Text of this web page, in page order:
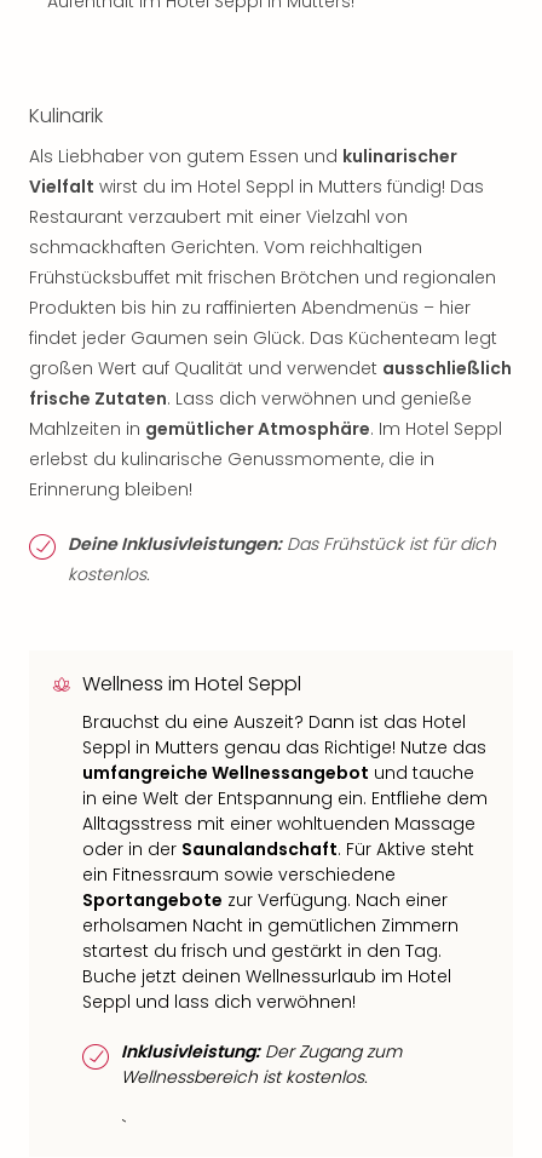
Kulinarik
Als Liebhaber von gutem Essen und kulinarischer
Vielfalt wirst du im Hotel Seppl in Mutters fündig! Das
Restaurant verzaubert mit einer Vielzahl von
schmackhaften Gerichten. Vom reichhaltigen
Frühstücksbuffet mit frischen Brötchen und regionalen
Produkten bis hin zu raffinierten Abendmenüs – hier
findet jeder Gaumen sein Glück. Das Küchenteam legt
großen Wert auf Qualität und verwendet ausschließlich
frische Zutaten. Lass dich verwöhnen und genieße
Mahlzeiten in gemütlicher Atmosphäre. Im Hotel Seppl
erlebst du kulinarische Genussmomente, die in
Erinnerung bleiben!
Deine Inklusivleistungen:Das Frühstück ist für dich
kostenlos.
Wellness im Hotel Seppl
Brauchst du eine Auszeit? Dann ist das Hotel
Seppl in Mutters genau das Richtige! Nutze das
umfangreiche Wellnessangebot und tauche
in eine Welt der Entspannung ein. Entfliehe dem
Alltagsstress mit einer wohltuenden Massage
oder in der Saunalandschaft. Für Aktive steht
ein Fitnessraum sowie verschiedene
Sportangebote zur Verfügung. Nach einer
erholsamen Nacht in gemütlichen Zimmern
startest du frisch und gestärkt in den Tag.
Buche jetzt deinen Wellnessurlaub im Hotel
Seppl und lass dich verwöhnen!
Inklusivleistung:Der Zugang zum
Wellnessbereich ist kostenlos.
`